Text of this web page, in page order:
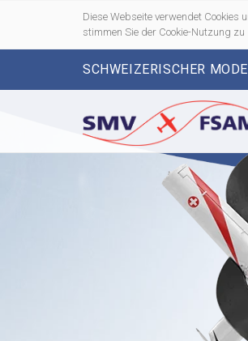
Diese Webseite verwendet Cookies
stimmen Sie der Cookie-Nutzung zu
SCHWEIZERISCHER